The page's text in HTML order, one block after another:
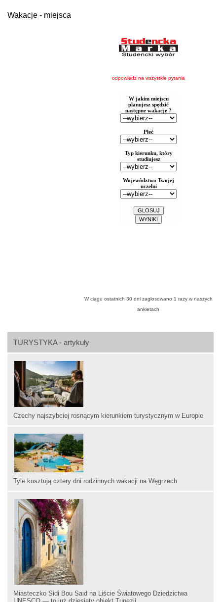
TURYSTYKA - artykuły
Czechy najszybciej rosnącym kierunkiem turystycznym w Europie
Tyle kosztują cztery dni rodzinnych wakacji na Węgrzech
Miasteczko Sidi Bou Said na Liście Światowego Dziedzictwa
Wakacje - miejsca
odpowiedz na wszystkie pytania
W ciągu ostatnich 30 dni zagłosowano 1 razy w naszych
ankietach